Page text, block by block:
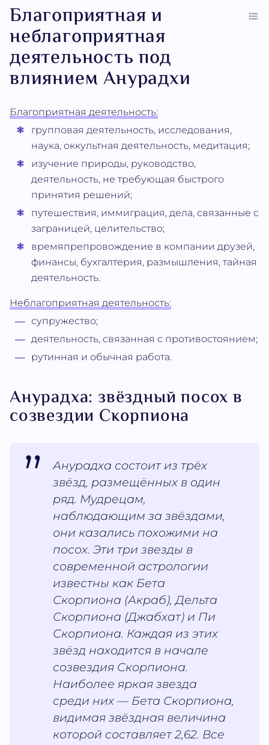
Благоприятная и
неблагоприятная
деятельность под
влиянием Анурадхи
Благоприятная деятельность:
групповая деятельность, исследования,
наука, оккультная деятельность, медитация;
изучение природы, руководство,
деятельность, не требующая быстрого
принятия решений;
путешествия, иммиграция, дела, связанные с
заграницей, целительство;
времяпрепровождение в компании друзей,
финансы, бухгалтерия, размышления, тайная
деятельность.
Неблагоприятная деятельность:
супружество;
деятельность, связанная с противостоянием;
рутинная и обычная работа.
Анурадха: звёздный посох в
созвездии Скорпиона
Анурадха состоит из трёх
звёзд, размещённых в один
ряд. Мудрецам,
наблюдающим за звёздами,
они казались похожими на
посох. Эти три звезды в
современной астрологии
известны как Бета
Скорпиона (Акраб), Дельта
Скорпиона (Джабхат) и Пи
Скорпиона. Каждая из этих
звёзд находится в начале
созвездия Скорпиона.
Наиболее яркая звезда
среди них — Бета Скорпиона,
видимая звёздная величина
которой составляет 2,62. Все